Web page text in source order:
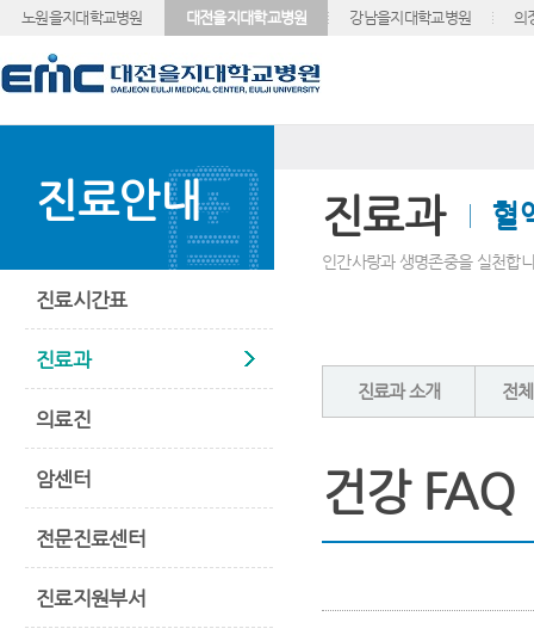
노원을지대학교병원 대전을지대학교병원 강남을지대학교병원 의
진료안내
진료시간표
진료과
의료진
암센터
전문진료센터
진료지원부서
진료과 혈
인간사랑과 생명존중을 실천합
진료과 소개 전
건강 FAQ